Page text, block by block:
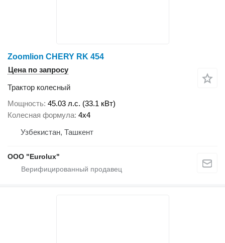
Zoomlion CHERY RK 454
Цена по запросу
Трактор колесный
Мощность 45.03 л.с. (33.1 кВт)
Колесная формула 4x4
Узбекистан, Ташкент
ООО "Eurolux"